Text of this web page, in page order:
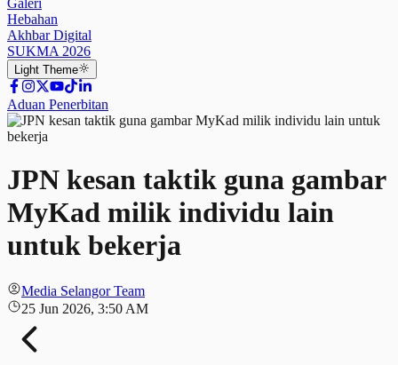
Hebahan
Akhbar Digital
SUKMA 2026
Light Theme
Aduan Penerbitan
JPN kesan taktik guna gambar
MyKad milik individu lain
untuk bekerja
Media Selangor Team
25 Jun 2026, 3:50 AM